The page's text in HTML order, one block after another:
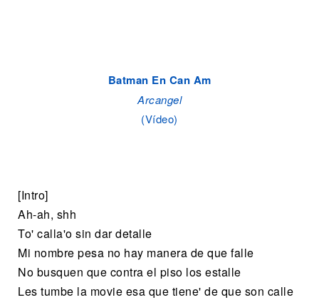
Batman En Can Am
Arcangel
(Vídeo)
[Intro]
Ah-ah, shh
To' calla'o sin dar detalle
Mi nombre pesa no hay manera de que falle
No busquen que contra el piso los estalle
Les tumbe la movie esa que tiene' de que son calle